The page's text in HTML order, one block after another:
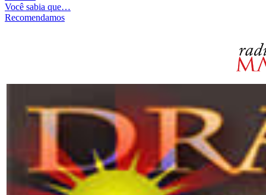
Você sabia que…
Recomendamos